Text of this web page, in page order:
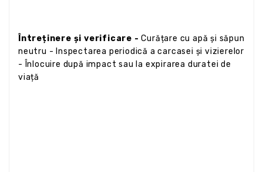
Întreținere și verificare - Curățare cu apă și săpun
neutru - Inspectarea periodică a carcasei și vizierelor
- Înlocuire după impact sau la expirarea duratei de
viață